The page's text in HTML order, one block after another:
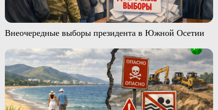
Внеочередные выборы президента в Южной Осетии